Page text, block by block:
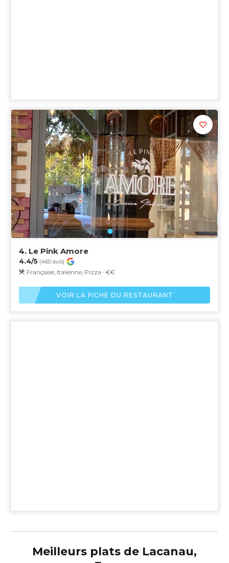
4. Le Pink Amore
4.4/5 (460 avis)
Française, Italienne, Pizza · €€
VOIR LA FICHE DU RESTAURANT
Meilleurs plats de Lacanau,